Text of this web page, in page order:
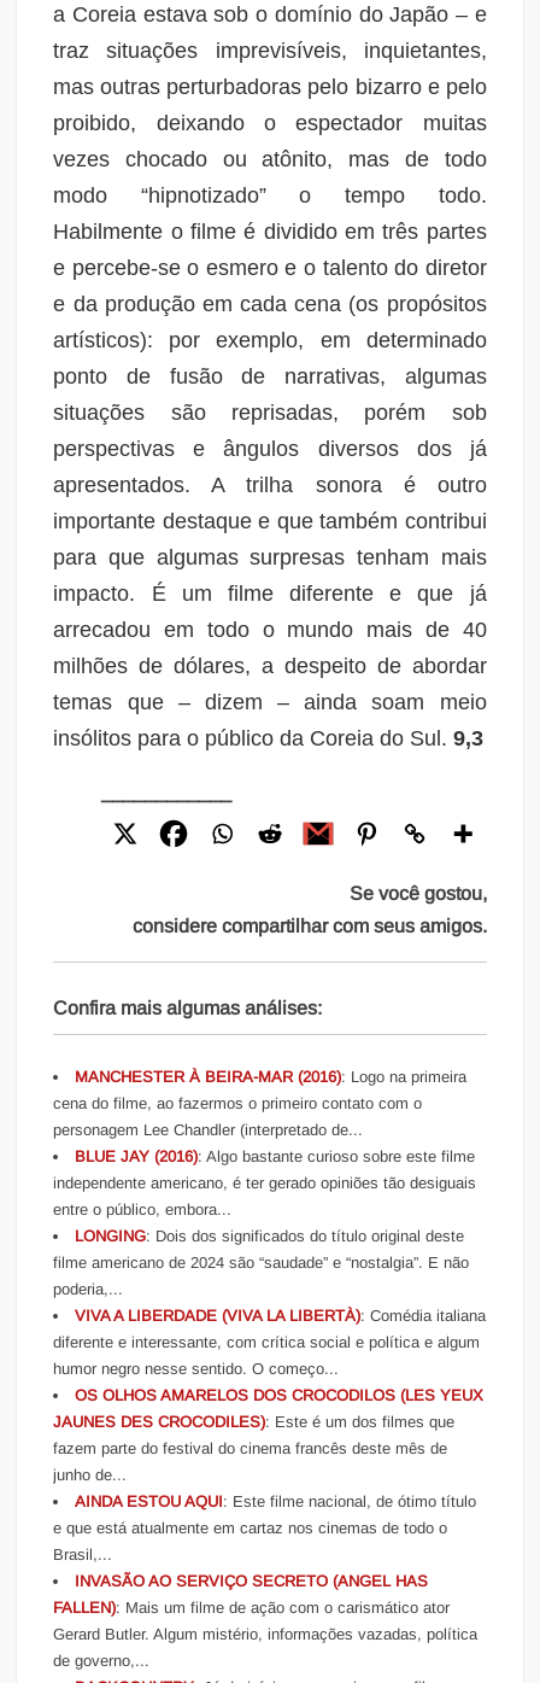
a Coreia estava sob o domínio do Japão – e
traz situações imprevisíveis, inquietantes,
mas outras perturbadoras pelo bizarro e pelo
proibido, deixando o espectador muitas
vezes chocado ou atônito, mas de todo
modo “hipnotizado” o tempo todo.
Habilmente o filme é dividido em três partes
e percebe-se o esmero e o talento do diretor
e da produção em cada cena (os propósitos
artísticos): por exemplo, em determinado
ponto de fusão de narrativas, algumas
situações são reprisadas, porém sob
perspectivas e ângulos diversos dos já
apresentados. A trilha sonora é outro
importante destaque e que também contribui
para que algumas surpresas tenham mais
impacto. É um filme diferente e que já
arrecadou em todo o mundo mais de 40
milhões de dólares, a despeito de abordar
temas que – dizem – ainda soam meio
insólitos para o público da Coreia do Sul.9,3
Se você gostou,
considere compartilhar com seus amigos.
Confira mais algumas análises:
MANCHESTER À BEIRA-MAR (2016): Logo na primeira
cena do filme, ao fazermos o primeiro contato com o
personagem Lee Chandler (interpretado de...
BLUE JAY (2016): Algo bastante curioso sobre este filme
independente americano, é ter gerado opiniões tão desiguais
entre o público, embora...
LONGING: Dois dos significados do título original deste
filme americano de 2024 são “saudade” e “nostalgia”. E não
poderia,...
VIVA A LIBERDADE (VIVA LA LIBERTÀ): Comédia italiana
diferente e interessante, com crítica social e política e algum
humor negro nesse sentido. O começo...
OS OLHOS AMARELOS DOS CROCODILOS (LES YEUX
JAUNES DES CROCODILES): Este é um dos filmes que
fazem parte do festival do cinema francês deste mês de
junho de...
AINDA ESTOU AQUI: Este filme nacional, de ótimo título
e que está atualmente em cartaz nos cinemas de todo o
Brasil,...
INVASÃO AO SERVIÇO SECRETO (ANGEL HAS
FALLEN): Mais um filme de ação com o carismático ator
Gerard Butler. Algum mistério, informações vazadas, política
de governo,...